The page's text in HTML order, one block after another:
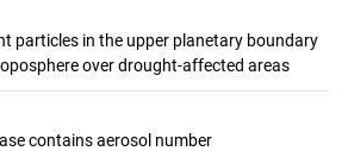
particles in the upper planetary boundary
over drought-affected areas
contains aerosol number